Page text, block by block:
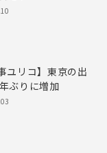
ユリコ】東京の出
ぶりに増加